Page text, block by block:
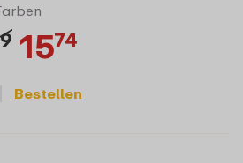
1574
Bestellen